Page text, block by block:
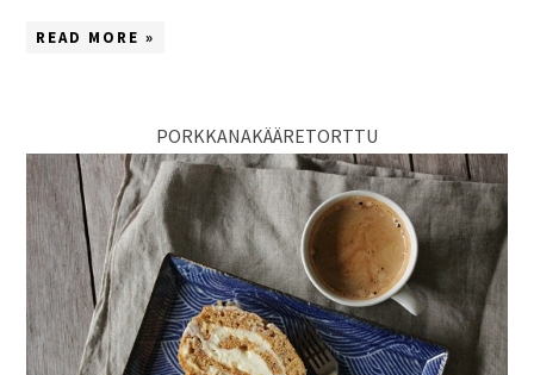
READ MORE »
PORKKANAKÄÄRETORTTU